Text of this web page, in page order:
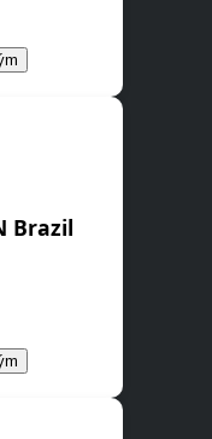
Brazil